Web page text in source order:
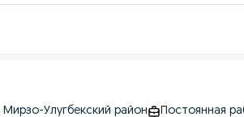
Мирзо-Улугбекский район
Постоянная